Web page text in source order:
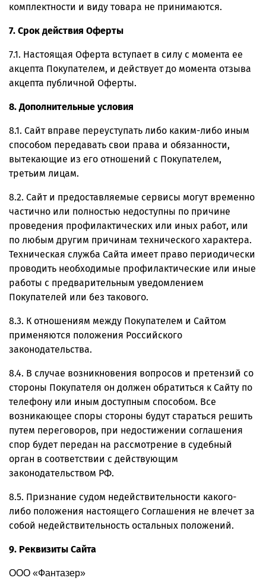
комплектности и виду товара не принимаются.
7. Срок действия Оферты
7.1. Настоящая Оферта вступает в силу с момента ее
акцепта Покупателем, и действует до момента отзыва
акцепта публичной Оферты.
8. Дополнительные условия
8.1. Сайт вправе переуступать либо каким-либо иным
способом передавать свои права и обязанности,
вытекающие из его отношений с Покупателем,
третьим лицам.
8.2. Сайт и предоставляемые сервисы могут временно
частично или полностью недоступны по причине
проведения профилактических или иных работ, или
по любым другим причинам технического характера.
Техническая служба Сайта имеет право периодически
проводить необходимые профилактические или иные
работы с предварительным уведомлением
Покупателей или без такового.
8.3. К отношениям между Покупателем и Сайтом
применяются положения Российского
законодательства.
8.4. В случае возникновения вопросов и претензий со
стороны Покупателя он должен обратиться к Сайту по
телефону или иным доступным способом. Все
возникающее споры стороны будут стараться решить
путем переговоров, при недостижении соглашения
спор будет передан на рассмотрение в судебный
орган в соответствии с действующим
законодательством РФ.
8.5. Признание судом недействительности какого-
либо положения настоящего Соглашения не влечет за
собой недействительность остальных положений.
9. Реквизиты Сайта
ООО «Фантазер»